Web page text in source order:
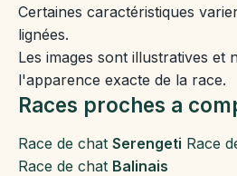
Certaines caractéristiques
lignées.
Les images sont illustratives et
l'apparence exacte de la race.
Races proches a
Race de chat Serengeti Race
Race de chat Balinais